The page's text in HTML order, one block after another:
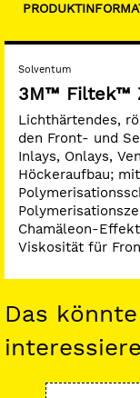
Solventum
3M™ Filtek™
Lichthärtendes,
den Front- und
Inlays, Onlays,
Höckeraufbau;
Chamäleon-
Viskosität für
Das